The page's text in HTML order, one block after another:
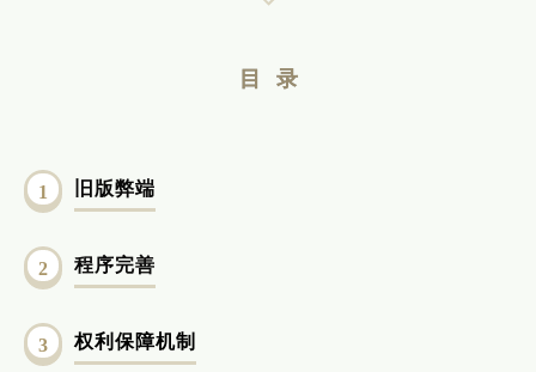
目 录
1 旧版弊端
2 程序完善
3 权利保障机制